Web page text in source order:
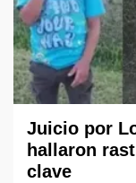
Juicio por
hallaron
clave